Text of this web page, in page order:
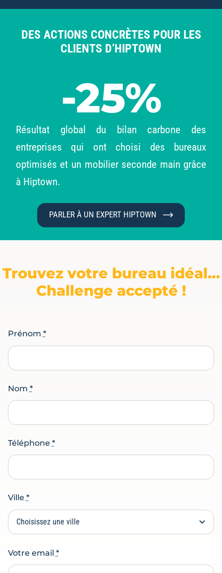
DES ACTIONS CONCRÈTES POUR LES
CLIENTS D’HIPTOWN
-25%
Résultat global du bilan carbone des
entreprises qui ont choisi des bureaux
optimisés et un mobilier seconde main grâce
à Hiptown.
PARLER À UN EXPERT HIPTOWN
Trouvez votre bureau idéal…
Challenge accepté !
Prénom *
Nom *
Téléphone *
Ville *
Votre email *